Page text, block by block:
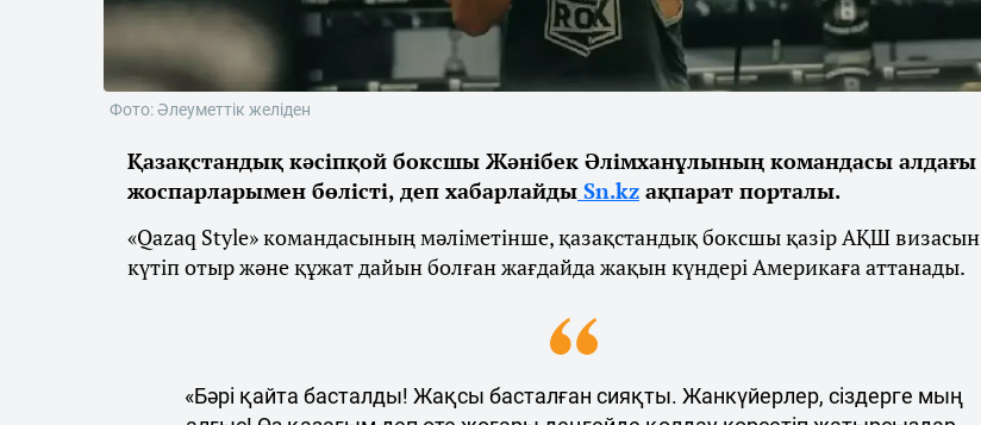
Фото: Әлеуметтік желіден
Қазақстандық кәсіпқой боксшы Жәнібек Әлімханұлының командасы алдағы
жоспарларымен бөлісті, деп хабарлайды Sn.kz ақпарат порталы.
«Qazaq Style» командасының мәліметінше, қазақстандық боксшы қазір АҚШ визасын
күтіп отыр және құжат дайын болған жағдайда жақын күндері Америкаға аттанады.
«Бәрі қайта басталды! Жақсы басталған сияқты. Жанкүйерлер, сіздерге мың